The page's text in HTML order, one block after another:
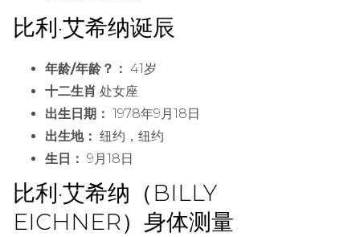
比利·艾希纳诞辰
年龄/年龄？： 41岁
十二生肖 处女座
出生日期： 1978年9月18日
出生地： 纽约，纽约
生日： 9月18日
比利·艾希纳（BILLY
EICHNER）身体测量